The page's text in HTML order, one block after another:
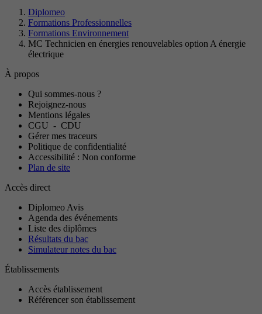
Diplomeo
Formations Professionnelles
Formations Environnement
MC Technicien en énergies renouvelables option A énergie
électrique
À propos
Qui sommes-nous ?
Rejoignez-nous
Mentions légales
CGU - CDU
Gérer mes traceurs
Politique de confidentialité
Accessibilité : Non conforme
Plan de site
Accès direct
Diplomeo Avis
Agenda des événements
Liste des diplômes
Résultats du bac
Simulateur notes du bac
Établissements
Accès établissement
Référencer son établissement